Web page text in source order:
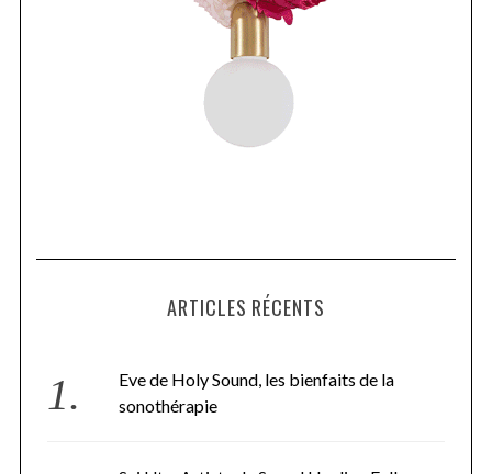
ARTICLES RÉCENTS
Eve de Holy Sound, les bienfaits de la
sonothérapie